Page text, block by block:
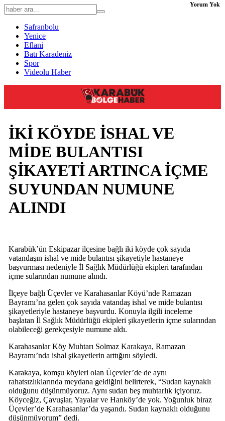
Safranbolu
Yenice
Eflani
Batı Karadeniz
Spor
Videolu Haber
İKİ KÖYDE İSHAL VE
MİDE BULANTISI
ŞİKAYETİ ARTINCA İÇME
SUYUNDAN NUMUNE
ALINDI
Karabük’ün Eskipazar ilçesine bağlı iki köyde çok sayıda
vatandaşın ishal ve mide bulantısı şikayetiyle hastaneye
başvurması nedeniyle İl Sağlık Müdürlüğü ekipleri tarafından
içme sularından numune alındı.
İlçeye bağlı Üçevler ve Karahasanlar Köyü’nde Ramazan
Bayramı’na gelen çok sayıda vatandaş ishal ve mide bulantısı
şikayetleriyle hastaneye başvurdu. Konuyla ilgili inceleme
başlatan İl Sağlık Müdürlüğü ekipleri şikayetlerin içme sularından
olabileceği gerekçesiyle numune aldı.
Karahasanlar Köy Muhtarı Solmaz Karakaya, Ramazan
Bayramı’nda ishal şikayetlerin arttığını söyledi.
Karakaya, komşu köyleri olan Üçevler’de de aynı
rahatsızlıklarında meydana geldiğini belirterek, “Sudan kaynaklı
olduğunu düşünmüyoruz. Aynı sudan beş muhtarlık içiyoruz.
Köyceğiz, Çavuşlar, Yayalar ve Hanköy’de yok. Yoğunluk biraz
Üçevler’de Karahasanlar’da yaşandı. Sudan kaynaklı olduğunu
düşünmüyorum” dedi.
Yorum Yok